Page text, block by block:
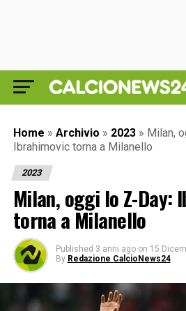
Home » Archivio » 2023 » Milan,
Ibrahimovic torna a Milanello
2023
Milan, oggi lo Z-Day:
torna a Milanello
Published 3 anni ago on 15
By Redazione CalcioNews24